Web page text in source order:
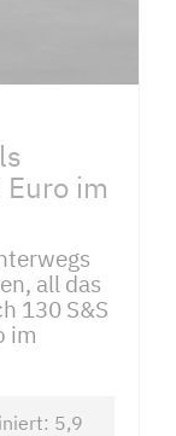
im
all das
130 S&S
im
5,9